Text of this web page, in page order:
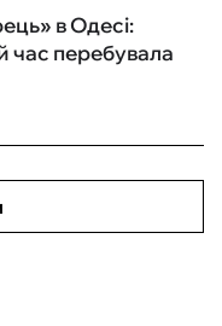
в Одесі:
час перебувала